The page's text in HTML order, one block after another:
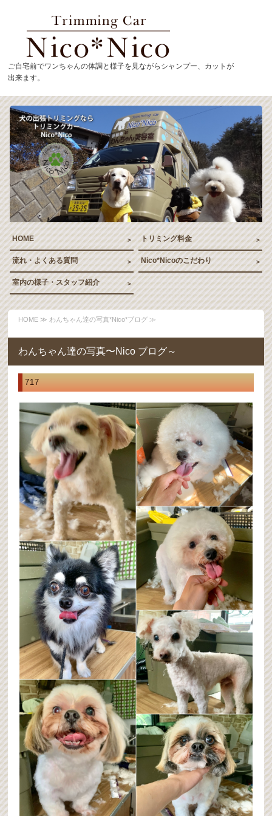
ご自宅前でワンちゃんの体調と様子を見ながらシャンプー、カットが
出来ます。
HOME トリミング料金
流れ・よくある質問 Nico*Nicoのこだわり
室内の様子・スタッフ紹介
HOME ≫ わんちゃん達の写真*Nico*ブログ ≫
わんちゃん達の写真〜Nico ブログ～
717